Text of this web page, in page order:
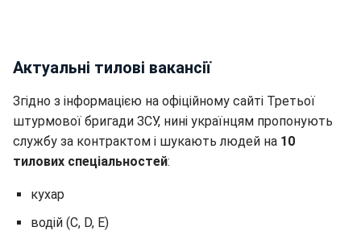
Актуальні тилові вакансії
Згідно з інформацією на офіційному сайті Третьої
штурмової бригади ЗСУ, нині українцям пропонують
службу за контрактом і шукають людей на 10
тилових спеціальностей:
кухар
водій (С, D, Е)